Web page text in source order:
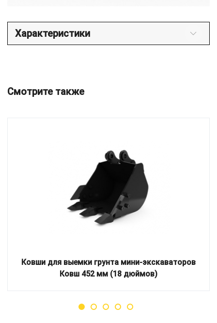
Характеристики
Смотрите также
Ковши для выемки грунта мини-экскаваторов
Ковш 452 мм (18 дюймов)